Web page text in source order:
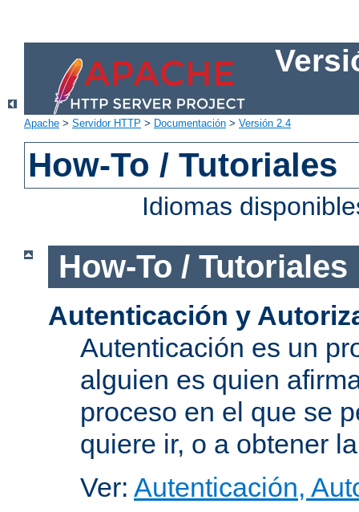
Apache > Servidor HTTP > Documentación > Versión 2.4
How-To / Tutoriales
Idiomas
How-To / Tutoriales
Autenticación y
Autenticación es un
alguien es quien
proceso en el que se
quiere ir, o a obtener
Ver: Autenticación,